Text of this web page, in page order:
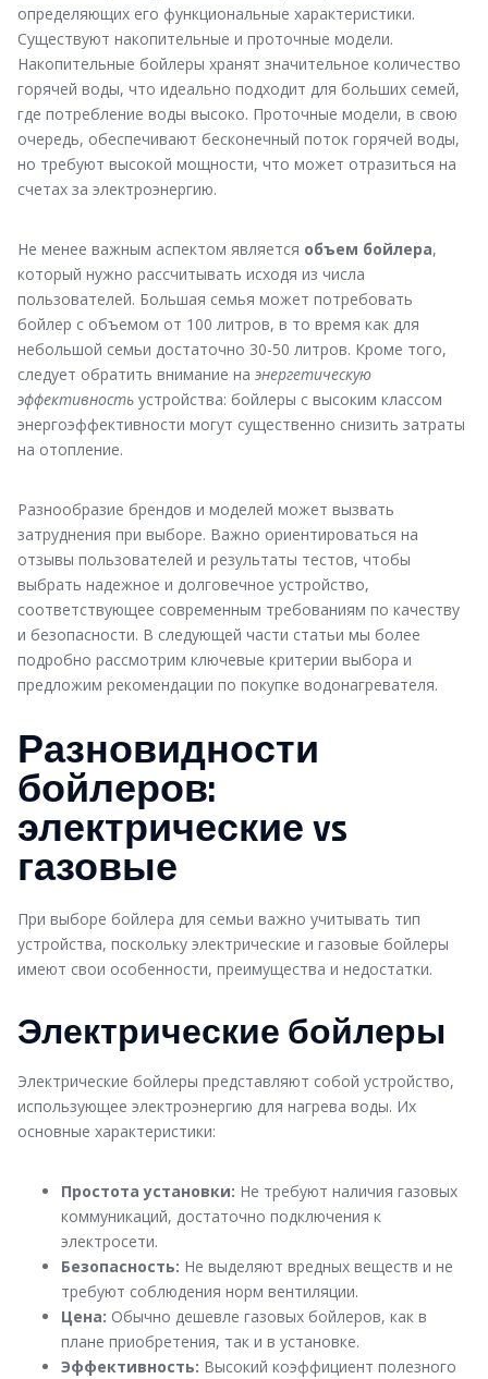
определяющих его функциональные характеристики.
Существуют накопительные и проточные модели.
Накопительные бойлеры хранят значительное количество
горячей воды, что идеально подходит для больших семей,
где потребление воды высоко. Проточные модели, в свою
очередь, обеспечивают бесконечный поток горячей воды,
но требуют высокой мощности, что может отразиться на
счетах за электроэнергию.
Не менее важным аспектом является объем бойлера,
который нужно рассчитывать исходя из числа
пользователей. Большая семья может потребовать
бойлер с объемом от 100 литров, в то время как для
небольшой семьи достаточно 30-50 литров. Кроме того,
следует обратить внимание на энергетическую
эффективность устройства: бойлеры с высоким классом
энергоэффективности могут существенно снизить затраты
на отопление.
Разнообразие брендов и моделей может вызвать
затруднения при выборе. Важно ориентироваться на
отзывы пользователей и результаты тестов, чтобы
выбрать надежное и долговечное устройство,
соответствующее современным требованиям по качеству
и безопасности. В следующей части статьи мы более
подробно рассмотрим ключевые критерии выбора и
предложим рекомендации по покупке водонагревателя.
Разновидности
бойлеров:
электрические vs
газовые
При выборе бойлера для семьи важно учитывать тип
устройства, поскольку электрические и газовые бойлеры
имеют свои особенности, преимущества и недостатки.
Электрические бойлеры
Электрические бойлеры представляют собой устройство,
использующее электроэнергию для нагрева воды. Их
основные характеристики:
Простота установки: Не требуют наличия газовых
коммуникаций, достаточно подключения к
электросети.
Безопасность: Не выделяют вредных веществ и не
требуют соблюдения норм вентиляции.
Цена: Обычно дешевле газовых бойлеров, как в
плане приобретения, так и в установке.
Эффективность: Высокий коэффициент полезного